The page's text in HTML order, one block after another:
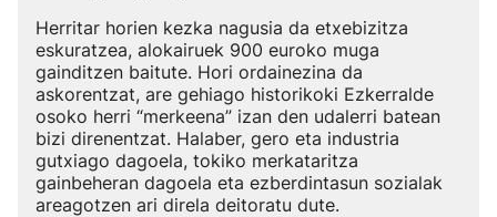
Herritar horien kezka nagusia da etxebizitza
eskuratzea, alokairuek 900 euroko muga
gainditzen baitute. Hori ordainezina da
askorentzat, are gehiago historikoki Ezkerralde
osoko herri “merkeena” izan den udalerri batean
bizi direnentzat. Halaber, gero eta industria
gutxiago dagoela, tokiko merkataritza
gainbeheran dagoela eta ezberdintasun sozialak
areagotzen ari direla deitoratu dute.